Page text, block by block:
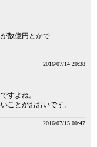
数億円とかで
2016/07/14 20:38
すよね。
ことがおおいです。
2016/07/15 00:47